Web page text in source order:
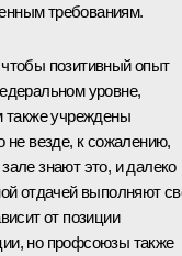
требованиям.
позитивный опыт
уровне,
также учреждены
не везде, к сожалению,
знают это, и далеко
отдачей выполняют
от позиции
но профсоюзы также